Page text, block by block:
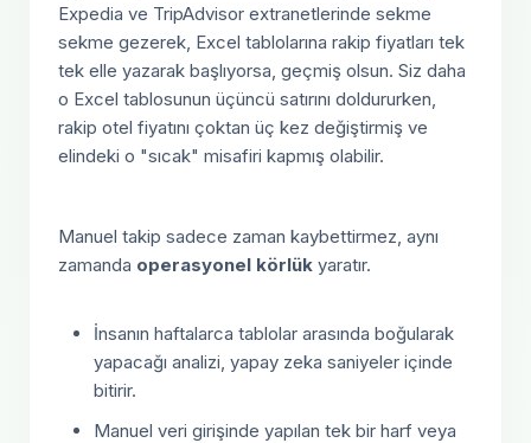
Expedia ve TripAdvisor extranetlerinde sekme
sekme gezerek, Excel tablolarına rakip fiyatları tek
tek elle yazarak başlıyorsa, geçmiş olsun. Siz daha
o Excel tablosunun üçüncü satırını doldururken,
rakip otel fiyatını çoktan üç kez değiştirmiş ve
elindeki o "sıcak" misafiri kapmış olabilir.
Manuel takip sadece zaman kaybettirmez, aynı
zamanda operasyonel körlük yaratır.
İnsanın haftalarca tablolar arasında boğularak
yapacağı analizi, yapay zeka saniyeler içinde
bitirir.
Manuel veri girişinde yapılan tek bir harf veya